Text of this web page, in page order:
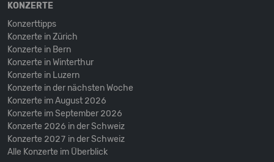
KONZERTE
Konzerttipps
Konzerte in Zürich
Konzerte in Bern
Konzerte in Winterthur
Konzerte in Luzern
Konzerte in der nächsten Woche
Konzerte im August 2026
Konzerte im September 2026
Konzerte 2026 in der Schweiz
Konzerte 2027 in der Schweiz
Alle Konzerte im Überblick